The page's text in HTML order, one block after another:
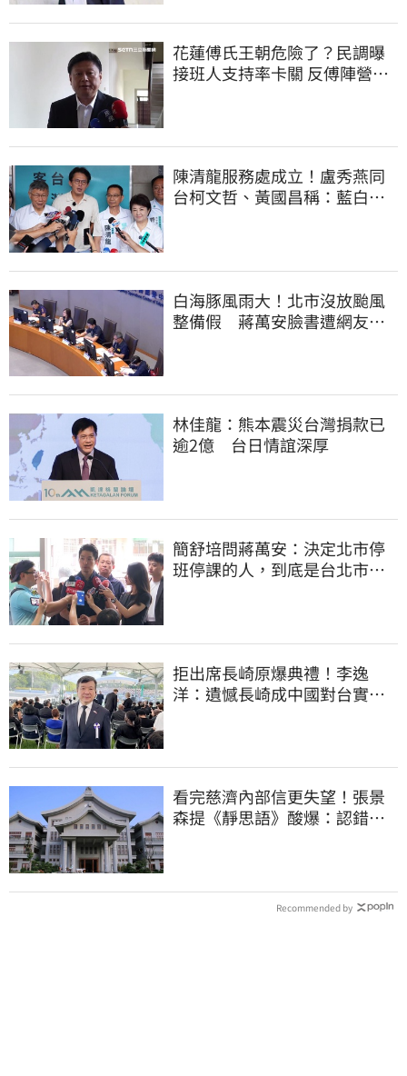
花蓮傅氏王朝危險了？民調曝
接班人支持率卡關 反傅陣營迎
陳清龍服務處成立！盧秀燕同
台柯文哲、黃國昌稱：藍白同
白海豚風雨大！北市沒放颱風
整備假 蔣萬安臉書遭網友灌
林佳龍：熊本震災台灣捐款已
逾2億 台日情誼深厚
簡舒培問蔣萬安：決定北市停
班停課的人，到底是台北市
拒出席長崎原爆典禮！李逸
洋：遺憾長崎成中國對台實施
看完慈濟內部信更失望！張景
森提《靜思語》酸爆：認錯有
Recommended by